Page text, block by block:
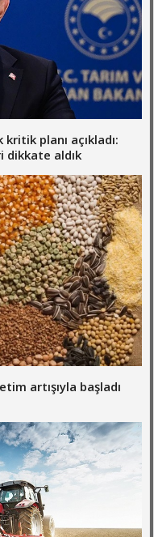
kritik planı açıkladı:
dikkate aldık
artışıyla başladı